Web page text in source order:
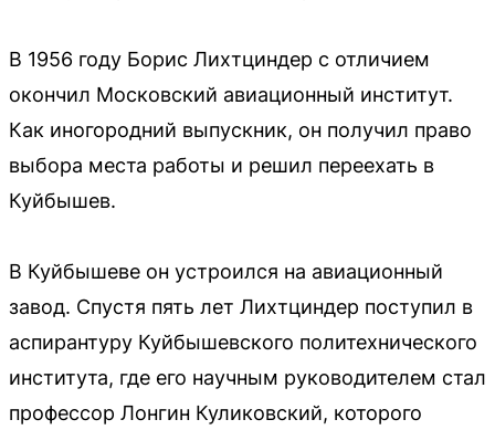
В 1956 году Борис Лихтциндер с отличием
окончил Московский авиационный институт.
Как иногородний выпускник, он получил право
выбора места работы и решил переехать в
Куйбышев.
В Куйбышеве он устроился на авиационный
завод. Спустя пять лет Лихтциндер поступил в
аспирантуру Куйбышевского политехнического
института, где его научным руководителем стал
профессор Лонгин Куликовский, которого